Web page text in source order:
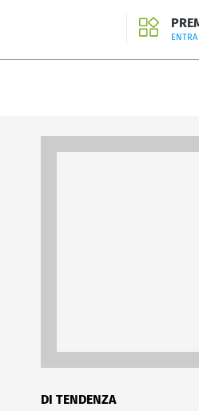
ENTRA
DI TENDENZA